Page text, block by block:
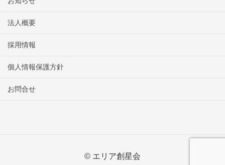
法人概要
採用情報
個人情報保護方針
お問合せ
© エリア創星会